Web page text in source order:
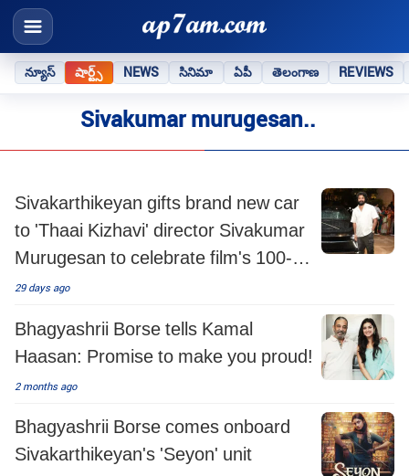
న్యూస్ షార్ట్స్ NEWS సినిమా ఏపీ తెలంగాణ REVIEWS
Sivakumar murugesan..
Sivakarthikeyan gifts brand new car
to 'Thaai Kizhavi' director Sivakumar
Murugesan to celebrate film's 100-
day run
29 days ago
Bhagyashrii Borse tells Kamal
Haasan: Promise to make you proud!
2 months ago
Bhagyashrii Borse comes onboard
Sivakarthikeyan's 'Seyon' unit